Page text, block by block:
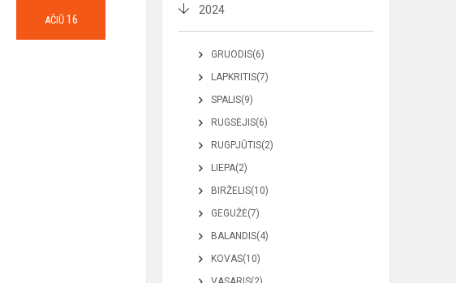
AČIŪ 16
2024
GRUODIS(6)
LAPKRITIS(7)
SPALIS(9)
RUGSĖJIS(6)
RUGPJŪTIS(2)
LIEPA(2)
BIRŽELIS(10)
GEGUŽĖ(7)
BALANDIS(4)
KOVAS(10)